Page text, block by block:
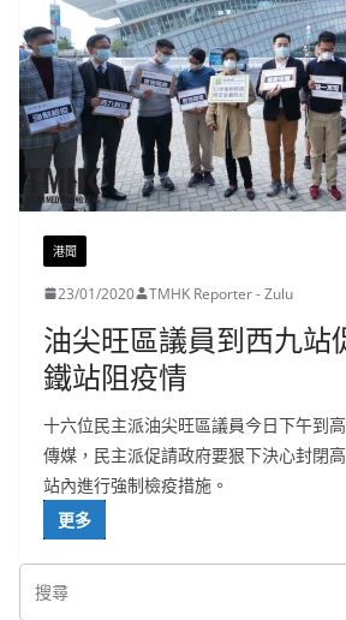
港聞
23/01/2020 TMHK Reporter - Zulu
油尖旺區議員到西九站
鐵站阻疫情
十六位民主派油尖旺區議員今日下午到
傳媒，民主派促請政府要狠下決心封閉
站內進行強制檢疫措施。
更多